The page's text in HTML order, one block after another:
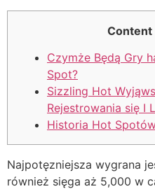
Content
Czymże Będą Gry
Spot?
Sizzling Hot
Rejestrowania się I
Historia Hot
Najpotęzniejsza wygrana
również sięga aż 5,000 w